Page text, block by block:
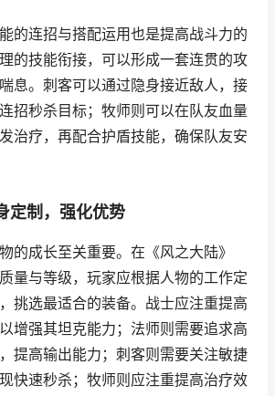
的连招与搭配运用也是提高战斗力的
的技能衔接，可以形成一套连贯的攻
息。刺客可以通过隐身接近敌人，接
招秒杀目标；牧师则可以在队友血量
治疗，再配合护盾技能，确保队友安
定制，强化优势
的成长至关重要。在《风之大陆》
量与等级，玩家应根据人物的工作定
挑选最适合的装备。战士应注重提高
增强其坦克能力；法师则需要追求高
提高输出能力；刺客则需要关注敏捷
快速秒杀；牧师则应注重提高治疗效